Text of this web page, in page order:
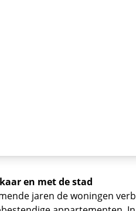
en met de stad
jaren de woningen